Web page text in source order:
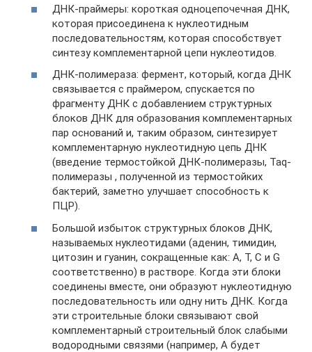
ДНК-праймеры: короткая одноцепочечная ДНК,
которая присоединена к нуклеотидным
последовательностям, которая способствует
синтезу комплементарной цепи нуклеотидов.
ДНК-полимераза: фермент, который, когда ДНК
связывается с праймером, спускается по
фрагменту ДНК с добавлением структурных
блоков ДНК для образования комплементарных
пар оснований и, таким образом, синтезирует
комплементарную нуклеотидную цепь ДНК
(введение термостойкой ДНК-полимеразы, Taq-
полимеразы , полученной из термостойких
бактерий, заметно улучшает способность к
ПЦР).
Большой избыток структурных блоков ДНК,
называемых нуклеотидами (аденин, тимидин,
цитозин и гуанин, сокращенные как: A, T, C и G
соответственно) в растворе. Когда эти блоки
соединены вместе, они образуют нуклеотидную
последовательность или одну нить ДНК. Когда
эти строительные блоки связывают свой
комплементарный строительный блок слабыми
водородными связями (например, A будет